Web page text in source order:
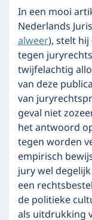
In een mooi
Nederlands
alweer), stelt
tegen
twijfelachtig
van deze
van
geval niet
het antwoord
tegen worden
empirisch
jury wel
een
de politieke
als uitdrukking